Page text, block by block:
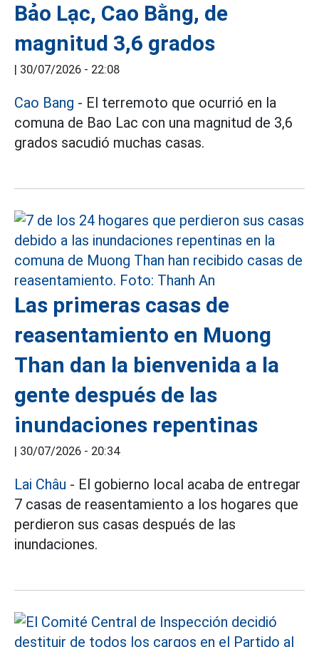
Bảo Lạc, Cao Bằng, de
magnitud 3,6 grados
| 30/07/2026 - 22:08
Cao Bang - El terremoto que ocurrió en la
comuna de Bao Lac con una magnitud de 3,6
grados sacudió muchas casas.
Las primeras casas de
reasentamiento en Muong
Than dan la bienvenida a la
gente después de las
inundaciones repentinas
| 30/07/2026 - 20:34
Lai Châu - El gobierno local acaba de entregar
7 casas de reasentamiento a los hogares que
perdieron sus casas después de las
inundaciones.